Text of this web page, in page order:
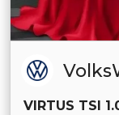
VIRTUS TSI